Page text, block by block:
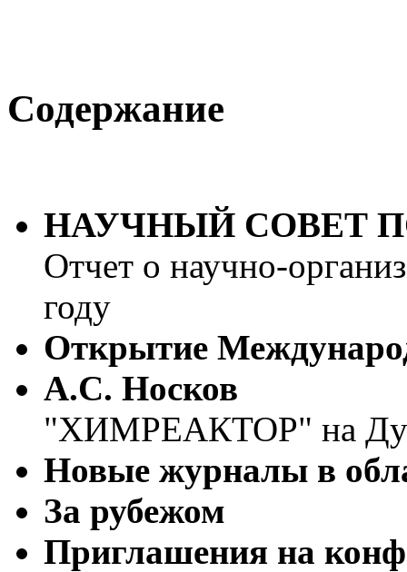
Содержание
НАУЧНЫЙ СОВЕТ
Отчет о научно-
году
Открытие
А.С. Носков
"ХИМРЕАКТОР" на
Новые журналы в
За рубежом
Приглашения на